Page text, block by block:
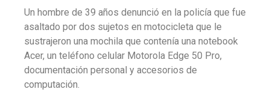
Un hombre de 39 años denunció en la policía que fue
asaltado por dos sujetos en motocicleta que le
sustrajeron una mochila que contenía una notebook
Acer, un teléfono celular Motorola Edge 50 Pro,
documentación personal y accesorios de
computación.